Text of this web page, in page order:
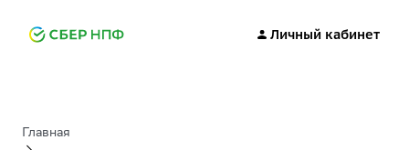
Личный кабинет
Главная